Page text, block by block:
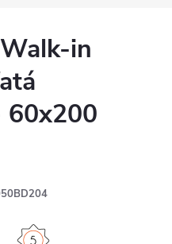
in
60x200